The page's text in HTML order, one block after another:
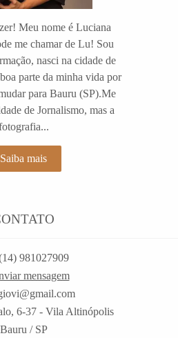
Meu nome é Luciana
me chamar de Lu! Sou
nasci na cidade de
parte da minha vida por
para Bauru (SP).Me
de Jornalismo, mas a
Saiba mais
981027909
mensagem
6-37 - Vila Altinópolis
Bauru / SP